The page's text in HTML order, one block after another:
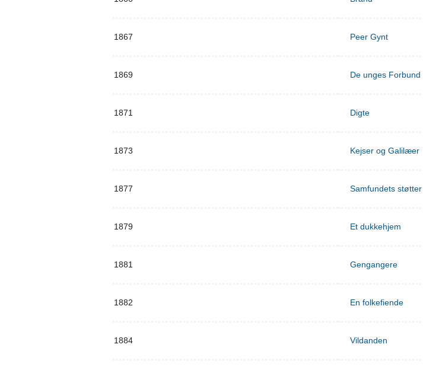
1867 Peer Gynt
1869 De unges Forbund
1871 Digte
1873 Kejser og Galilæer
1877 Samfundets støtter
1879 Et dukkehjem
1881 Gengangere
1882 En folkefiende
1884 Vildanden